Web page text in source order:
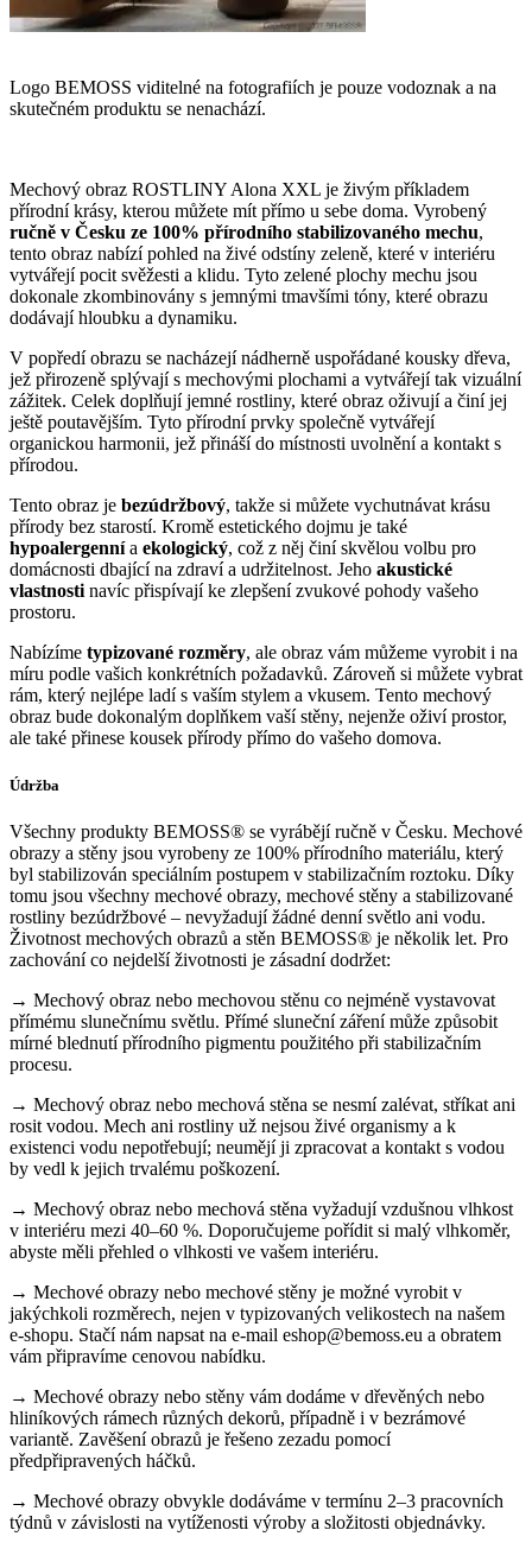
Logo BEMOSS viditelné na fotografiích je pouze vodoznak a na
skutečném produktu se nenachází.
Mechový obraz ROSTLINY Alona XXL je živým příkladem
přírodní krásy, kterou můžete mít přímo u sebe doma. Vyrobený
ručně v Česku ze 100% přírodního stabilizovaného mechu,
tento obraz nabízí pohled na živé odstíny zeleně, které v interiéru
vytvářejí pocit svěžesti a klidu. Tyto zelené plochy mechu jsou
dokonale zkombinovány s jemnými tmavšími tóny, které obrazu
dodávají hloubku a dynamiku.
V popředí obrazu se nacházejí nádherně uspořádané kousky dřeva,
jež přirozeně splývají s mechovými plochami a vytvářejí tak vizuální
zážitek. Celek doplňují jemné rostliny, které obraz oživují a činí jej
ještě poutavějším. Tyto přírodní prvky společně vytvářejí
organickou harmonii, jež přináší do místnosti uvolnění a kontakt s
přírodou.
Tento obraz je bezúdržbový, takže si můžete vychutnávat krásu
přírody bez starostí. Kromě estetického dojmu je také
hypoalergennía ekologický, což z něj činí skvělou volbu pro
domácnosti dbající na zdraví a udržitelnost. Jeho akustické
vlastnosti navíc přispívají ke zlepšení zvukové pohody vašeho
prostoru.
Nabízíme typizované rozměry, ale obraz vám můžeme vyrobit i na
míru podle vašich konkrétních požadavků. Zároveň si můžete vybrat
rám, který nejlépe ladí s vaším stylem a vkusem. Tento mechový
obraz bude dokonalým doplňkem vaší stěny, nejenže oživí prostor,
ale také přinese kousek přírody přímo do vašeho domova.
Údržba
Všechny produkty BEMOSS® se vyrábějí ručně v Česku. Mechové
obrazy a stěny jsou vyrobeny ze 100% přírodního materiálu, který
byl stabilizován speciálním postupem v stabilizačním roztoku. Díky
tomu jsou všechny mechové obrazy, mechové stěny a stabilizované
rostliny bezúdržbové – nevyžadují žádné denní světlo ani vodu.
Životnost mechových obrazů a stěn BEMOSS® je několik let. Pro
zachování co nejdelší životnosti je zásadní dodržet:
→ Mechový obraz nebo mechovou stěnu co nejméně vystavovat
přímému slunečnímu světlu. Přímé sluneční záření může způsobit
mírné blednutí přírodního pigmentu použitého při stabilizačním
procesu.
→ Mechový obraz nebo mechová stěna se nesmí zalévat, stříkat ani
rosit vodou. Mech ani rostliny už nejsou živé organismy a k
existenci vodu nepotřebují; neumějí ji zpracovat a kontakt s vodou
by vedl k jejich trvalému poškození.
→ Mechový obraz nebo mechová stěna vyžadují vzdušnou vlhkost
v interiéru mezi 40–60 %. Doporučujeme pořídit si malý vlhkoměr,
abyste měli přehled o vlhkosti ve vašem interiéru.
→ Mechové obrazy nebo mechové stěny je možné vyrobit v
jakýchkoli rozměrech, nejen v typizovaných velikostech na našem
e-shopu. Stačí nám napsat na e-mail eshop@bemoss.eu a obratem
vám připravíme cenovou nabídku.
→ Mechové obrazy nebo stěny vám dodáme v dřevěných nebo
hliníkových rámech různých dekorů, případně i v bezrámové
variantě. Zavěšení obrazů je řešeno zezadu pomocí
předpřipravených háčků.
→ Mechové obrazy obvykle dodáváme v termínu 2–3 pracovních
týdnů v závislosti na vytíženosti výroby a složitosti objednávky.